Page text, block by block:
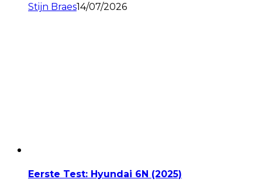
Stijn Braes14/07/2026
Eerste Test: Hyundai 6N (2025)